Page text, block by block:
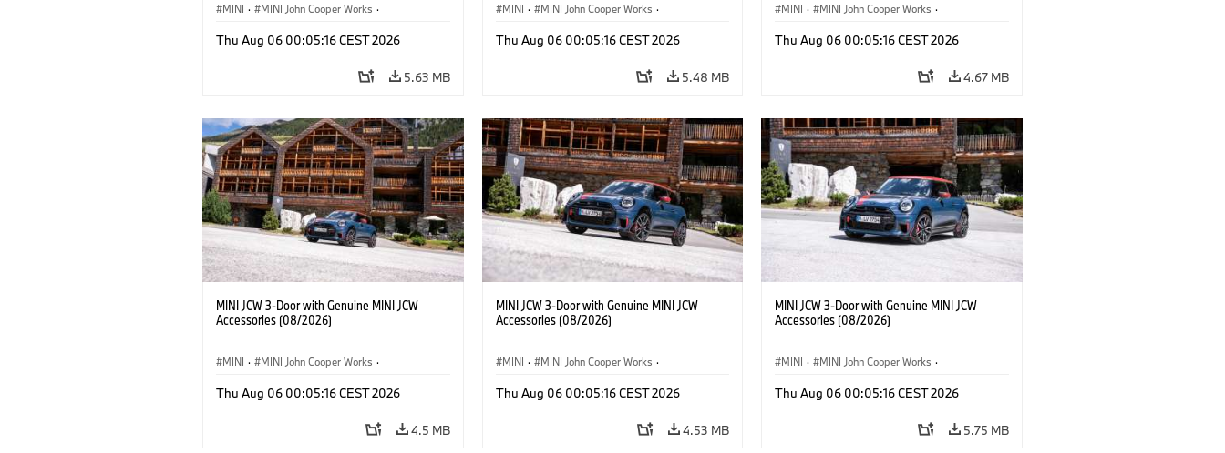
MINI · MINI John Cooper Works ·
Optional Extras, Accessories
Thu Aug 06 00:05:16 CEST 2026
5.63 MB
MINI · MINI John Cooper Works ·
Optional Extras, Accessories
Thu Aug 06 00:05:16 CEST 2026
5.48 MB
MINI · MINI John Cooper Works ·
Optional Extras, Accessories
Thu Aug 06 00:05:16 CEST 2026
4.67 MB
MINI JCW 3-Door with Genuine MINI JCW
Accessories (08/2026)
MINI · MINI John Cooper Works ·
Optional Extras, Accessories
Thu Aug 06 00:05:16 CEST 2026
4.5 MB
MINI JCW 3-Door with Genuine MINI JCW
Accessories (08/2026)
MINI · MINI John Cooper Works ·
Optional Extras, Accessories
Thu Aug 06 00:05:16 CEST 2026
4.53 MB
MINI JCW 3-Door with Genuine MINI JCW
Accessories (08/2026)
MINI · MINI John Cooper Works ·
Optional Extras, Accessories
Thu Aug 06 00:05:16 CEST 2026
5.75 MB